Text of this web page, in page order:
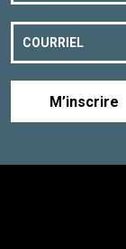
M’inscrire